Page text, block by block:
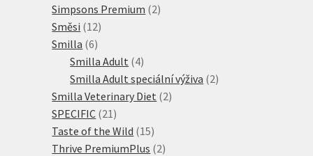
produktů
Simpsons Premium 22
Směsi 1212
Smilla 66
produktů
Smilla Adult 44
produkty
Smilla Adult speciální výživa 22
Smilla Veterinary Diet 22
SPECIFIC 21 21
produktů
Taste of the Wild 1515
produktů
Thrive PremiumPlus 22